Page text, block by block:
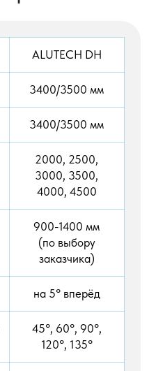
ALUTECH DH
3400/3500 мм
3400/3500 мм
2000, 2500,
3000, 3500,
4000, 4500
900-1400 мм
(по выбору
заказчика)
на 5° вперёд
45°, 60°, 90°,
120°, 135°